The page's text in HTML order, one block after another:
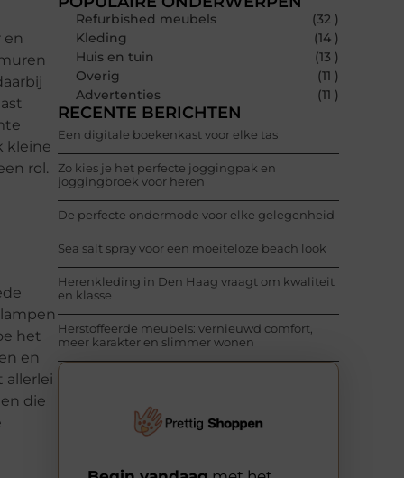
en
kleine
rol.
het
en
allerlei
die
Refurbished meubels
(32 )
Kleding
(14 )
Huis en tuin
(13 )
Overig
(11 )
Advertenties
(11 )
RECENTE BERICHTEN
Een digitale boekenkast voor elke tas
Zo kies je het perfecte joggingpak en
joggingbroek voor heren
De perfecte ondermode voor elke gelegenheid
Sea salt spray voor een moeiteloze beach look
Herenkleding in Den Haag vraagt om kwaliteit
en klasse
Herstoffeerde meubels: vernieuwd comfort,
meer karakter en slimmer wonen